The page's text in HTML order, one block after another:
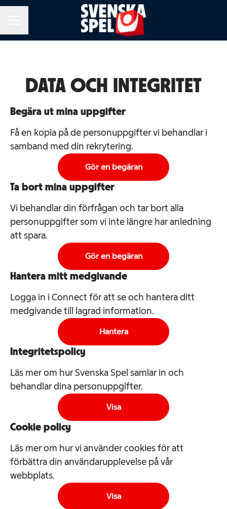
DATA OCH INTEGRITET
Begära ut mina uppgifter
Få en kopia på de personuppgifter vi behandlar i
samband med din rekrytering.
Gör en begäran
Ta bort mina uppgifter
Vi behandlar din förfrågan och tar bort alla
personuppgifter som vi inte längre har anledning
att spara.
Gör en begäran
Hantera mitt medgivande
Logga in i Connect för att se och hantera ditt
medgivande till lagrad information.
Hantera
Integritetspolicy
Läs mer om hur Svenska Spel samlar in och
behandlar dina personuppgifter.
Visa
Cookie policy
Läs mer om hur vi använder cookies för att
förbättra din användarupplevelse på vår
webbplats.
Visa